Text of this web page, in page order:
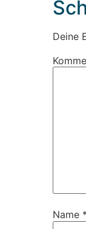
Deine
Name *